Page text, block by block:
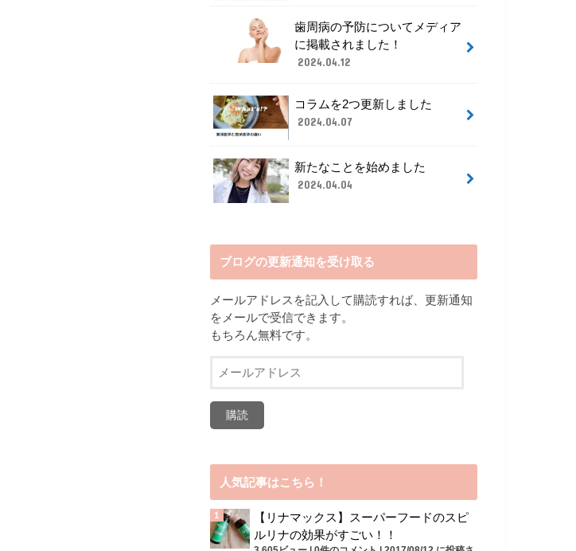
歯周病の予防についてメディア
に掲載されました！
2024.04.12
コラムを2つ更新しました
2024.04.07
新たなことを始めました
2024.04.04
ブログの更新通知を受け取る
メールアドレスを記入して購読すれば、更新通知
をメールで受信できます。
もちろん無料です。
ル
ス
人気記事はこちら！
【リナマックス】スーパーフードのスピ
ルリナの効果がすごい！！